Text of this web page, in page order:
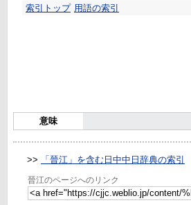
索引トップ 用語の索引
意味
>> 「晉江」を含む日中中日辞典の索引
晉江のページへのリンク